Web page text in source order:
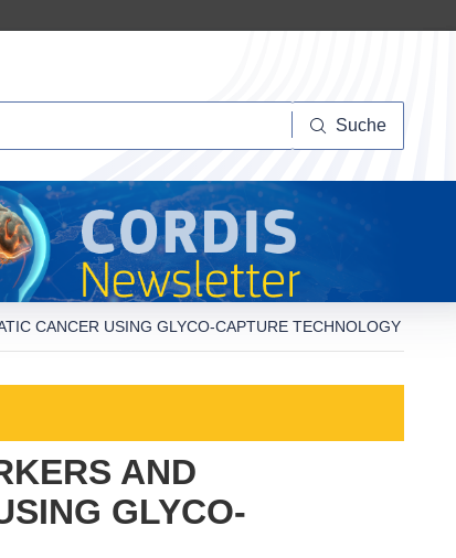
Suche
CANCER USING GLYCO-CAPTURE TECHNOLOGY
AND
GLYCO-